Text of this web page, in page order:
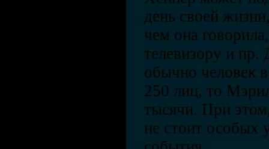
день своей
чем она
телевизору и пр.
обычно человек
250 лиц, то
тысячи. При
не стоит особых